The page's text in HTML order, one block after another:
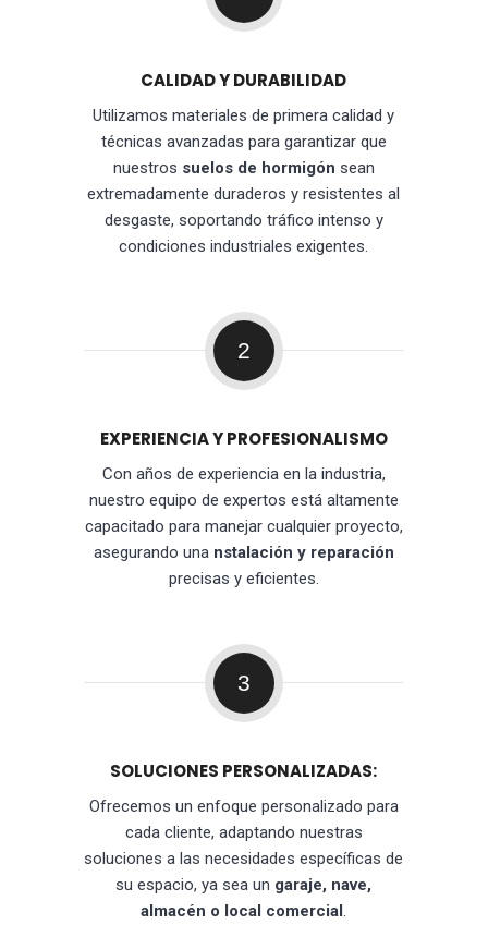
CALIDAD Y DURABILIDAD
Utilizamos materiales de primera calidad y
técnicas avanzadas para garantizar que
nuestros suelos de hormigón sean
extremadamente duraderos y resistentes al
desgaste, soportando tráfico intenso y
condiciones industriales exigentes.
2
EXPERIENCIA Y PROFESIONALISMO
Con años de experiencia en la industria,
nuestro equipo de expertos está altamente
capacitado para manejar cualquier proyecto,
asegurando una nstalación y reparación
precisas y eficientes.
3
SOLUCIONES PERSONALIZADAS:
Ofrecemos un enfoque personalizado para
cada cliente, adaptando nuestras
soluciones a las necesidades específicas de
su espacio, ya sea un garaje, nave,
almacén o local comercial.